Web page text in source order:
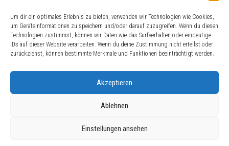
Um dir ein optimales Erlebnis zu bieten, verwenden wir Technologien wie Cookies,
um Geräteinformationen zu speichern und/oder darauf zuzugreifen. Wenn du diesen
Technologien zustimmst, können wir Daten wie das Surfverhalten oder eindeutige
IDs auf dieser Website verarbeiten. Wenn du deine Zustimmung nicht erteilst oder
zurückziehst, können bestimmte Merkmale und Funktionen beeinträchtigt werden.
Akzeptieren
Ablehnen
Einstellungen ansehen